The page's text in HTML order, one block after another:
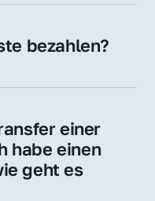
(z. B. beim
sich für .de
bezahlen?
Vermittlungs-
einer
habe einen
geht es